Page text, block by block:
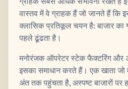
वास्तव में वे ग्राहक हैं जो जानते हैं कि
क्लासिक प्रतिकूल चयन है: बाजार
पहले ढूंढता है।
मनोरंजक ऑपरेटर स्टेक फैक्टरिंग और
इसका समाधान करते हैं। एक खाता
अंत तक पहुंचता है, अस्पष्ट बाजारों पर